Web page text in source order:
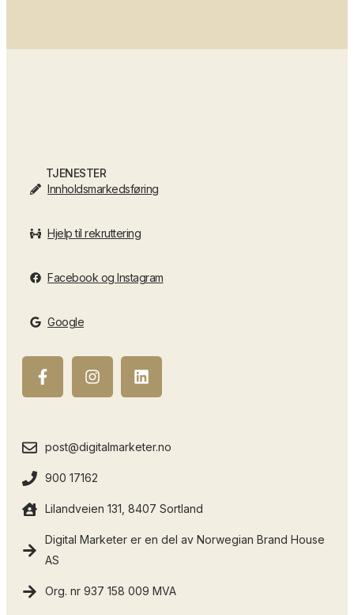
TJENESTER
Innholdsmarkedsføring
Hjelp til rekruttering
Facebook og Instagram
Google
post@digitalmarketer.no
900 17162
Lilandveien 131, 8407 Sortland
Digital Marketer er en del av Norwegian Brand House
AS
Org. nr 937 158 009 MVA